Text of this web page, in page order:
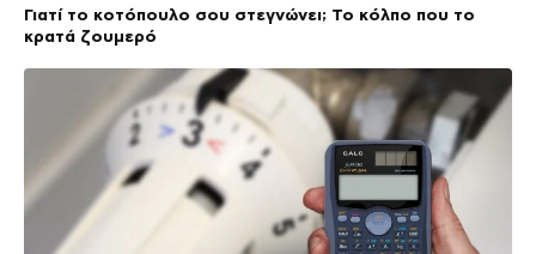
Γιατί το κοτόπουλο σου στεγνώνει; Το κόλπο που το
κρατά ζουμερό